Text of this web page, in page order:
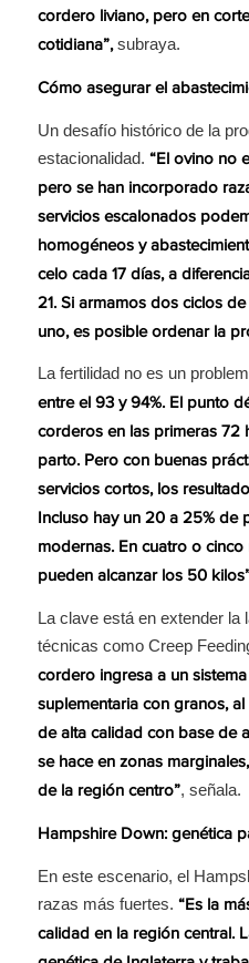
cordero liviano, pero en
cotidiana”, subraya.
Cómo asegurar el
Un desafío histórico de la
estacionalidad. “El ovino no
pero se han incorporado
servicios escalonados
homogéneos y
celo cada 17 días, a
21. Si armamos dos ciclos
uno, es posible ordenar la
La fertilidad no es un
entre el 93 y 94%. El punto
corderos en las primeras 72
parto. Pero con buenas
servicios cortos, los
Incluso hay un 20 a 25% de
modernas. En cuatro o
pueden alcanzar los 50
La clave está en extender la
técnicas como Creep
cordero ingresa a un
suplementaria con granos,
de alta calidad con base de
se hace en zonas
de la región centro”, señala.
Hampshire Down: genética
En este escenario, el
razas más fuertes. “Es la
calidad en la región central.